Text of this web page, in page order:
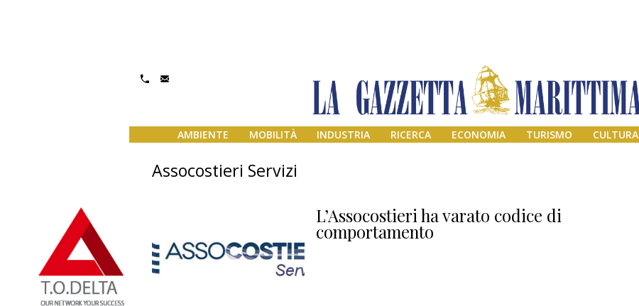
AMBIENTE MOBILITÀ INDUSTRIA RICERCA ECONOMIA TURISMO CULTURA
Assocostieri Servizi
L’Assocostieri ha varato codice di
comportamento